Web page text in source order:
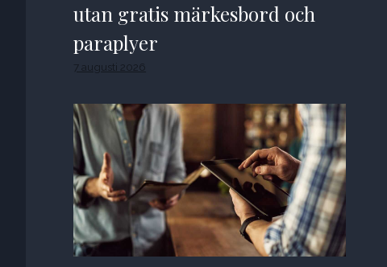
utan gratis märkesbord och
paraplyer
7 augusti 2026